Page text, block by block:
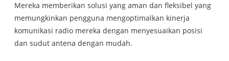
Mereka memberikan solusi yang aman dan fleksibel yang
memungkinkan pengguna mengoptimalkan kinerja
komunikasi radio mereka dengan menyesuaikan posisi
dan sudut antena dengan mudah.